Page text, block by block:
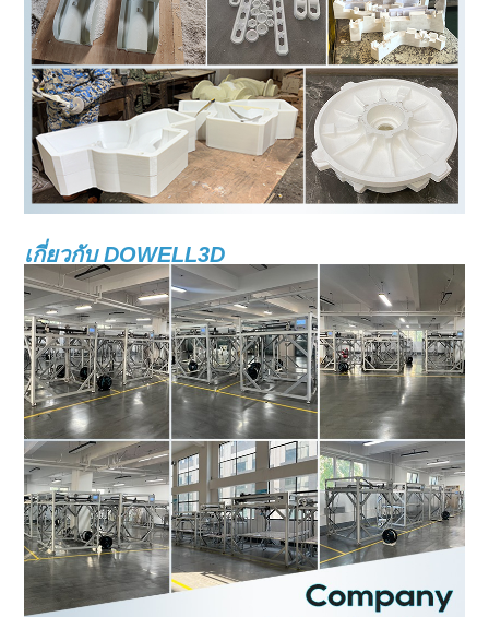
เกี่ยวกับ DOWELL3D